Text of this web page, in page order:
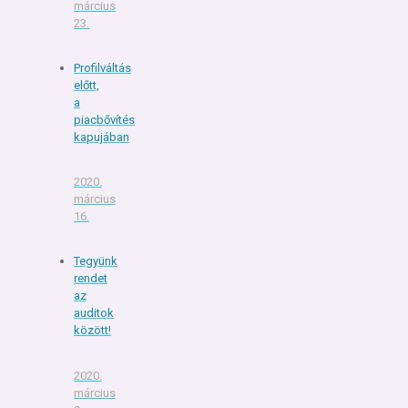
március
23.
Profilváltás
előtt,
a
piacbővítés
kapujában
2020.
március
16.
Tegyünk
rendet
az
auditok
között!
2020.
március